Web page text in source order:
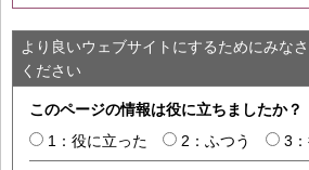
より良いウェブサイトにするためにみな
ください
このページの情報は役に立ちましたか？
1：役に立った
2：ふつう 3